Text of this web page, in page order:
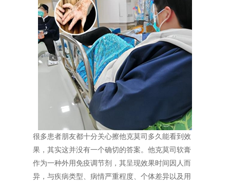
很多患者朋友都十分关心擦他克莫司多久能看到效
果，其实这并没有一个确切的答案。他克莫司软膏
作为一种外用免疫调节剂，其呈现效果时间因人而
异，与疾病类型、病情严重程度、个体差异以及用